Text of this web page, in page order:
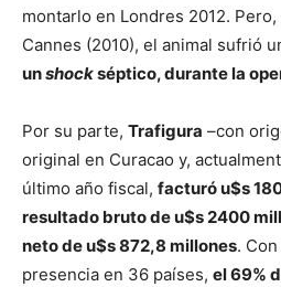
montarlo en Londres 2012.
Cannes (2010), el animal sufrió
unshockséptico, durante la
Por su parte, Trafigura –con
original en Curacao y,
último año fiscal, facturó u$s
resultado bruto de u$s 2400
neto de u$s 872,8 millones.
presencia en 36 países, el 69%